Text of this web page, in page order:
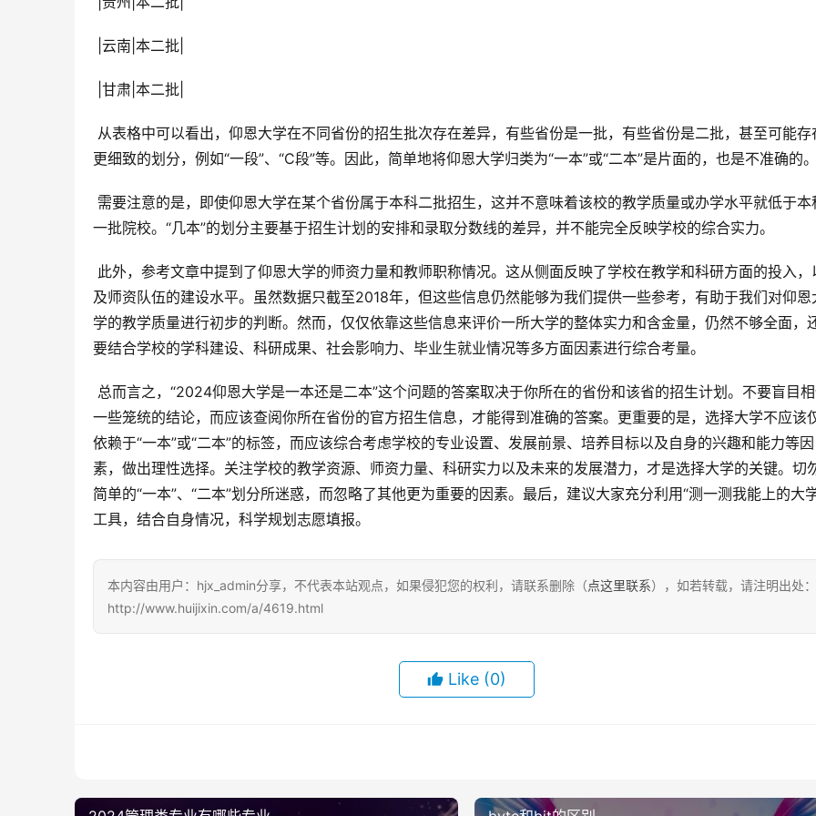
|云南|本二批|
|甘肃|本二批|
更细致的划分，例如“一段”、“C段”等。因此，简单地将仰恩大学归类为“一本”或“二本”是片面的，也是不准确的。
一批院校。“几本”的划分主要基于招生计划的安排和录取分数线的差异，并不能完全反映学校的综合实力。
及师资队伍的建设水平。虽然数据只截至2018年，但这些信息仍然能够为我们提供一些参考，有助于我们对仰恩
学的教学质量进行初步的判断。然而，仅仅依靠这些信息来评价一所大学的整体实力和含金量，仍然不够全面，
要结合学校的学科建设、科研成果、社会影响力、毕业生就业情况等多方面因素进行综合考量。
一些笼统的结论，而应该查阅你所在省份的官方招生信息，才能得到准确的答案。更重要的是，选择大学不应该
依赖于“一本”或“二本”的标签，而应该综合考虑学校的专业设置、发展前景、培养目标以及自身的兴趣和能力等因
素，做出理性选择。关注学校的教学资源、师资力量、科研实力以及未来的发展潜力，才是选择大学的关键。切
简单的“一本”、“二本”划分所迷惑，而忽略了其他更为重要的因素。最后，建议大家充分利用“测一测我能上的大
工具，结合自身情况，科学规划志愿填报。
本内容由用户：hjx_admin分享，不代表本站观点，如果侵犯您的权利，请联系删除（点这里联系），如若转载，请注明出处：
http://www.huijixin.com/a/4619.html
Like (0)